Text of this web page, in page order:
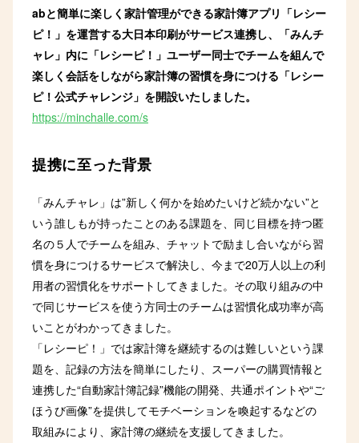
abと簡単に楽しく家計管理ができる家計簿アプリ「レシー
ピ！」を運営する大日本印刷がサービス連携し、「みんチ
ャレ」内に「レシーピ！」ユーザー同士でチームを組んで
楽しく会話をしながら家計簿の習慣を身につける「レシー
ピ！公式チャレンジ」を開設いたしました。
https://minchalle.com/s
提携に至った背景
「みんチャレ」は”新しく何かを始めたいけど続かない”と
いう誰しもが持ったことのある課題を、同じ目標を持つ匿
名の５人でチームを組み、チャットで励まし合いながら習
慣を身につけるサービスで解決し、今まで20万人以上の利
用者の習慣化をサポートしてきました。その取り組みの中
で同じサービスを使う方同士のチームは習慣化成功率が高
いことがわかってきました。
「レシーピ！」では家計簿を継続するのは難しいという課
題を、記録の方法を簡単にしたり、スーパーの購買情報と
連携した“自動家計簿記録”機能の開発、共通ポイントや“ご
ほうび画像”を提供してモチベーションを喚起するなどの
取組みにより、家計簿の継続を支援してきました。